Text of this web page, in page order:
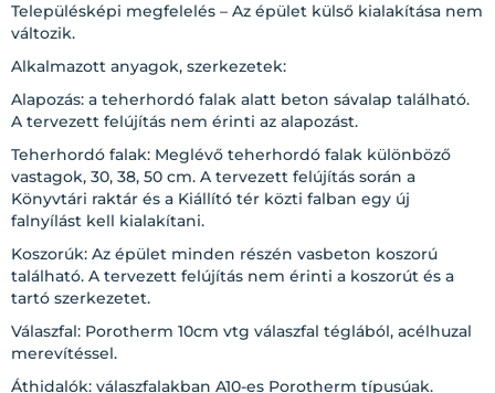
Településképi megfelelés – Az épület külső kialakítása nem
változik.
Alkalmazott anyagok, szerkezetek:
Alapozás: a teherhordó falak alatt beton sávalap található.
A tervezett felújítás nem érinti az alapozást.
Teherhordó falak: Meglévő teherhordó falak különböző
vastagok, 30, 38, 50 cm. A tervezett felújítás során a
Könyvtári raktár és a Kiállító tér közti falban egy új
falnyílást kell kialakítani.
Koszorúk: Az épület minden részén vasbeton koszorú
található. A tervezett felújítás nem érinti a koszorút és a
tartó szerkezetet.
Válaszfal: Porotherm 10cm vtg válaszfal téglából, acélhuzal
merevítéssel.
Áthidalók: válaszfalakban A10-es Porotherm típusúak.